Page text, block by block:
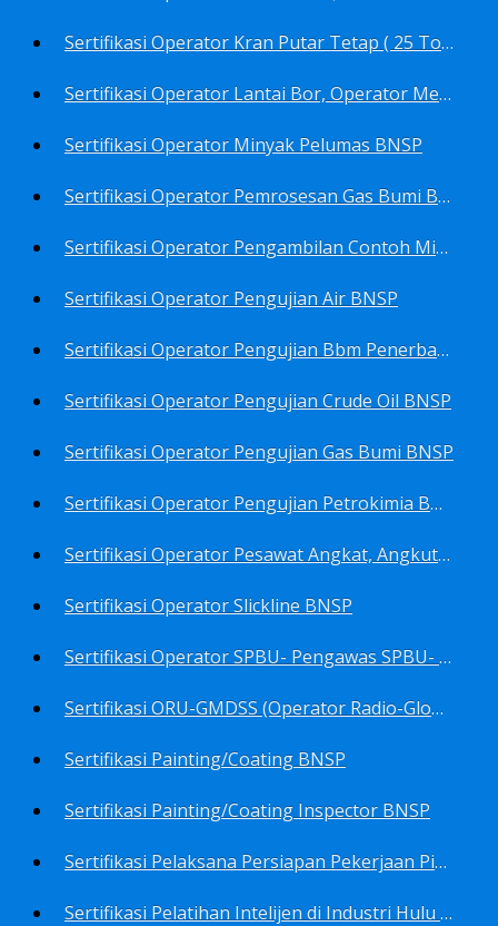
Sertifikasi Operator Kran Putar Tetap ( 25 Ton - 50 Ton - > 50 ) BNSP
Sertifikasi Operator Lantai Bor, Operator Menara Bor, Juru Bor, Ahli Pengendali Pengeboran BNSP
Sertifikasi Operator Minyak Pelumas BNSP
Sertifikasi Operator Pemrosesan Gas Bumi BNSP
Sertifikasi Operator Pengambilan Contoh Minyak Bumi, Gas Bumi, Bbm- Bbn- Pelumas, Udara, Limbah, Air BNSP
Sertifikasi Operator Pengujian Air BNSP
Sertifikasi Operator Pengujian Bbm Penerbangan Dan Non Penerbangan BNSP
Sertifikasi Operator Pengujian Crude Oil BNSP
Sertifikasi Operator Pengujian Gas Bumi BNSP
Sertifikasi Operator Pengujian Petrokimia BNSP
Sertifikasi Operator Pesawat Angkat, Angkut Dan Juru Ikat Beban BNSP
Sertifikasi Operator Slickline BNSP
Sertifikasi Operator SPBU- Pengawas SPBU- Teknisi SPBU- Teknisi Service Station SPBU BNSP
Sertifikasi ORU-GMDSS (Operator Radio-Global Maritime Distress&Safety System) BNSP
Sertifikasi Painting/Coating BNSP
Sertifikasi Painting/Coating Inspector BNSP
Sertifikasi Pelaksana Persiapan Pekerjaan Pims BNSP
Sertifikasi Pelatihan Intelijen di Industri Hulu Minyak dan Gas Bumi BNSP